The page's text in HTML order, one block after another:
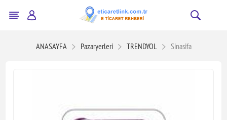
ANASAYFA Pazaryerleri TRENDYOL Sinasifa